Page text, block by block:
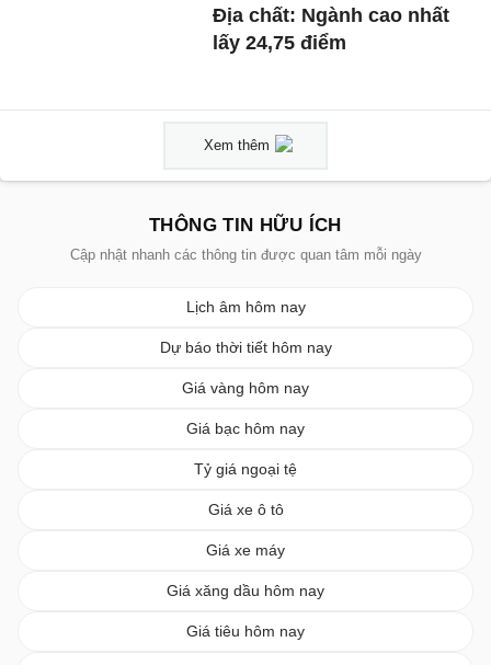
Địa chất: Ngành cao nhất
lấy 24,75 điểm
Xem thêm
THÔNG TIN HỮU ÍCH
Cập nhật nhanh các thông tin được quan tâm mỗi ngày
Lịch âm hôm nay
Dự báo thời tiết hôm nay
Giá vàng hôm nay
Giá bạc hôm nay
Tỷ giá ngoại tệ
Giá xe ô tô
Giá xe máy
Giá xăng dầu hôm nay
Giá tiêu hôm nay